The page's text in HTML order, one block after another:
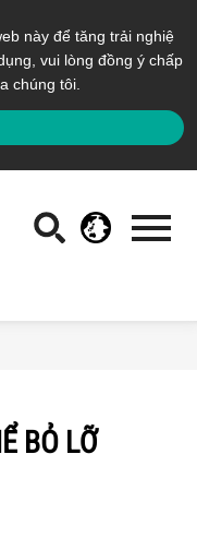
này để tăng trải nghiệ
vui lòng đồng ý chấp
chúng tôi.
BỎ LỠ